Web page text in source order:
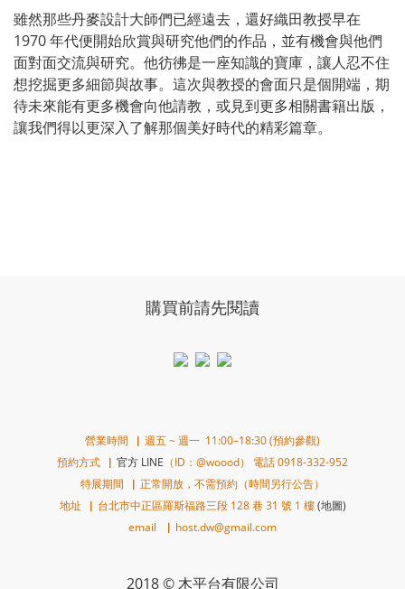
雖然那些丹麥設計大師們已經遠去，還好織田教授早在
1970 年代便開始欣賞與研究他們的作品，並有機會與他們
面對面交流與研究。他彷彿是一座知識的寶庫，讓人忍不住
想挖掘更多細節與故事。這次與教授的會面只是個開端，期
待未來能有更多機會向他請教，或見到更多相關書籍出版，
讓我們得以更深入了解那個美好時代的精彩篇章。
購買前請先閱讀
營業時間▕ 週五 ~ 週一 11:00–18:30 (預約參觀)
預約方式▕ 官方 LINE （ID：@woood） 電話 0918-332-952
特展期間▕ 正常開放，不需預約（時間另行公告）
地址▕ 台北市中正區羅斯福路三段 128 巷 31 號 1 樓(地圖)
email ▕ host.dw@gmail.com
2018 © 木平台有限公司